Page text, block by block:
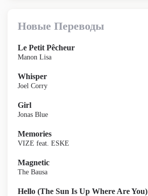
Новые Переводы
Le Petit Pêcheur
Manon Lisa
Whisper
Joel Corry
Girl
Jonas Blue
Memories
VIZE feat. ESKE
Magnetic
The Bausa
Hello (The Sun Is Up Where Are You)